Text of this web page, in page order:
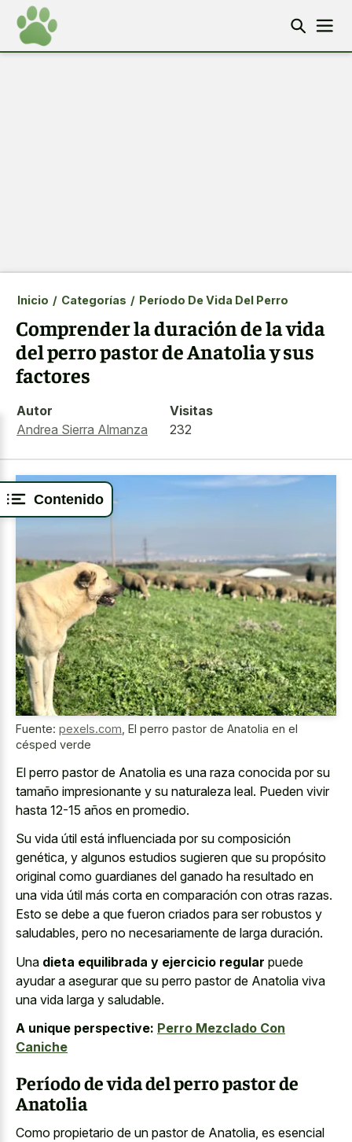
Contenido
Inicio / Categorías / Período De Vida Del Perro
Comprender la duración de la vida
del perro pastor de Anatolia y sus
factores
Autor
Andrea Sierra Almanza
Visitas
232
Fuente: pexels.com El perro pastor de Anatolia en el
césped verde
El perro pastor de Anatolia es una raza conocida por su
tamaño impresionante y su naturaleza leal. Pueden vivir
hasta 12-15 años en promedio.
Su vida útil está influenciada por su composición
genética, y algunos estudios sugieren que su propósito
original como guardianes del ganado ha resultado en
una vida útil más corta en comparación con otras razas.
Esto se debe a que fueron criados para ser robustos y
saludables, pero no necesariamente de larga duración.
Una dieta equilibrada y ejercicio regular puede
ayudar a asegurar que su perro pastor de Anatolia viva
una vida larga y saludable.
A unique perspective: Perro Mezclado Con
Caniche
Período de vida del perro pastor de
Anatolia
Como propietario de un pastor de Anatolia, es esencial